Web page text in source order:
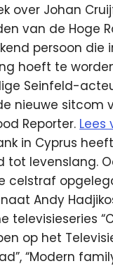
over Johan
van de Hoge
persoon die
hoeft te
Seinfeld-
nieuwe sitcom
Reporter. Lees
in Cyprus
tot levenslang.
celstraf
Andy
televisieseries
op het
“Modern